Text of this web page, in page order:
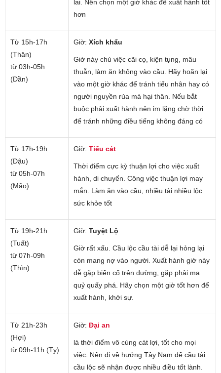
lai. Nên chọn một giờ khác để xuất hành tốt
hơn
Từ 15h-17h
(Thân)
từ 03h-05h
(Dần)
Giờ: Xích khẩu
Giờ này chủ việc cãi cọ, kiện tụng, mâu
thuẫn, làm ăn không vào cầu. Hãy hoãn lại
vào một giờ khác để tránh tiểu nhân hay có
người nguyền rủa mà hại thân. Nếu bắt
buộc phải xuất hành nên im lặng chờ thời
để tránh những điều tiếng không đáng có
Từ 17h-19h
(Dậu)
từ 05h-07h
(Mão)
Giờ: Tiểu cát
Thời điểm cực kỳ thuận lợi cho việc xuất
hành, di chuyển. Công việc thuận lợi may
mắn. Làm ăn vào cầu, nhiều tài nhiều lộc
sức khỏe tốt
Từ 19h-21h
(Tuất)
từ 07h-09h
(Thìn)
Giờ: Tuyệt Lộ
Giờ rất xấu. Cầu lộc cầu tài dễ lại hỏng lại
còn mang nợ vào người. Xuất hành giờ này
dễ gặp biến cố trên đường, gặp phải ma
quỷ quấy phá. Hãy chọn một giờ tốt hơn để
xuất hành, khởi sự.
Từ 21h-23h
(Hợi)
từ 09h-11h (Tỵ)
Giờ: Đại an
là thời điểm vô cùng cát lợi, tốt cho mọi
việc. Nên đi về hướng Tây Nam để cầu tài
cầu lộc sẽ nhận được nhiều điều tốt lành.